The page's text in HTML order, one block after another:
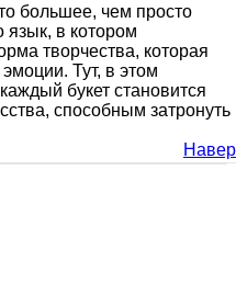
большее, чем просто
в котором
творчества, которая
Тут, в этом
букет становится
способным затронуть